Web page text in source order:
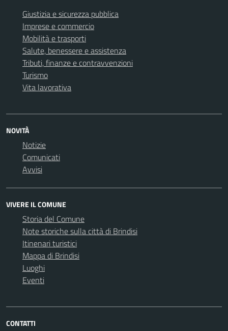
Giustizia e sicurezza pubblica
Imprese e commercio
Mobilità e trasporti
Salute, benessere e assistenza
Tributi, finanze e contravvenzioni
Turismo
Vita lavorativa
NOVITÀ
Notizie
Comunicati
Avvisi
VIVERE IL COMUNE
Storia del Comune
Note storiche sulla città di Brindisi
Itinenari turistici
Mappa di Brindisi
Luoghi
Eventi
CONTATTI